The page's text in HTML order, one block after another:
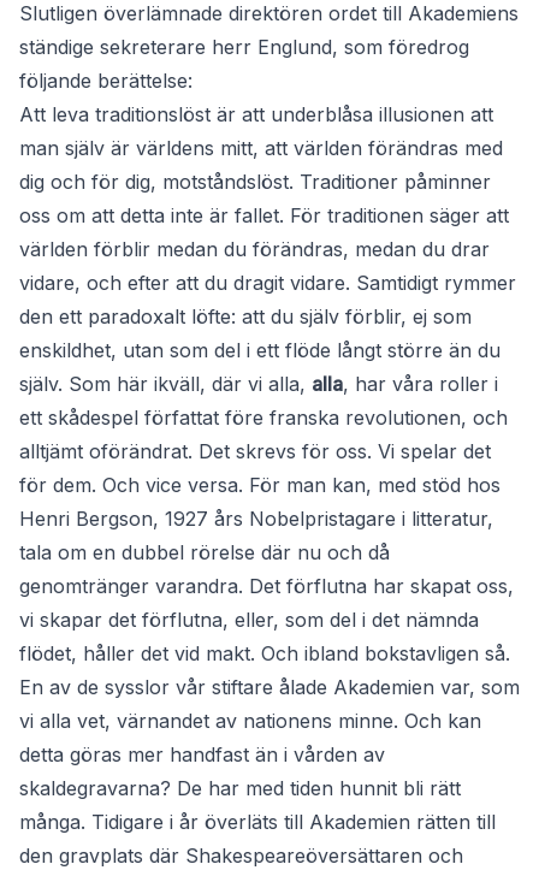
Slutligen överlämnade direktören ordet till Akademiens
ständige sekreterare herr Englund, som föredrog
följande berättelse:
Att leva traditionslöst är att underblåsa illusionen att
man själv är världens mitt, att världen förändras med
dig och för dig, motståndslöst. Traditioner påminner
oss om att detta inte är fallet. För traditionen säger att
världen förblir medan du förändras, medan du drar
vidare, och efter att du dragit vidare. Samtidigt rymmer
den ett paradoxalt löfte: att du själv förblir, ej som
enskildhet, utan som del i ett flöde långt större än du
själv. Som här ikväll, där vi alla, alla, har våra roller i
ett skådespel författat före franska revolutionen, och
alltjämt oförändrat. Det skrevs för oss. Vi spelar det
för dem. Och vice versa. För man kan, med stöd hos
Henri Bergson, 1927 års Nobelpristagare i litteratur,
tala om en dubbel rörelse där nu och då
genomtränger varandra. Det förflutna har skapat oss,
vi skapar det förflutna, eller, som del i det nämnda
flödet, håller det vid makt. Och ibland bokstavligen så.
En av de sysslor vår stiftare ålade Akademien var, som
vi alla vet, värnandet av nationens minne. Och kan
detta göras mer handfast än i vården av
skaldegravarna? De har med tiden hunnit bli rätt
många. Tidigare i år överläts till Akademien rätten till
den gravplats där Shakespeareöversättaren och